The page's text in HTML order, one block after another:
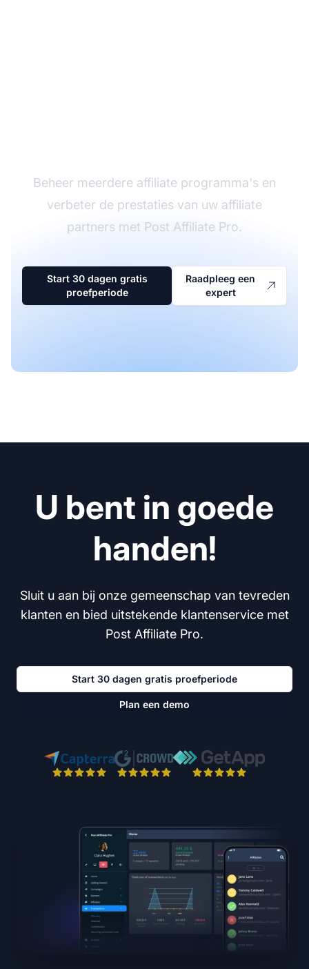
Beheer meerdere affiliate programma's en
verbeter de prestaties van uw affiliate
partners met Post Affiliate Pro.
Start 30 dagen gratis
proefperiode
Raadpleeg een
expert
U bent in goede
handen!
Sluit u aan bij onze gemeenschap van tevreden
klanten en bied uitstekende klantenservice met
Post Affiliate Pro.
Start 30 dagen gratis proefperiode
Plan een demo